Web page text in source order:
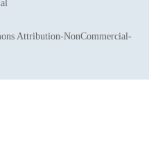
Attribution-NonCommercial-